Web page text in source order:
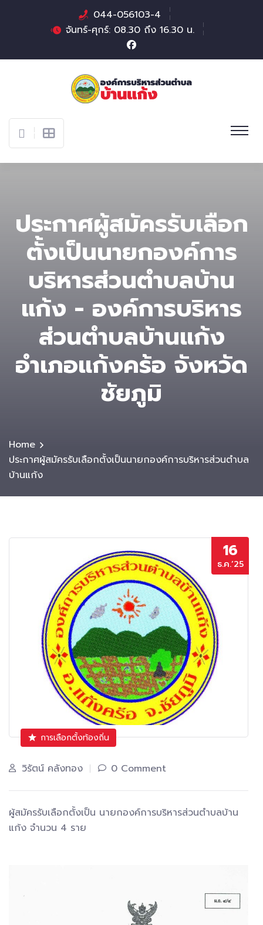
044-056103-4
จันทร์-ศุกร์: 08.30 ถึง 16.30 น.
ประกาศผู้สมัครรับเลือก
ตั้งเป็นนายกองค์การ
บริหารส่วนตำบลบ้าน
แก้ง - องค์การบริหาร
ส่วนตําบลบ้านแก้ง
อำเภอแก้งคร้อ จังหวัด
ชัยภูมิ
Home
ประกาศผู้สมัครรับเลือกตั้งเป็นนายกองค์การบริหารส่วนตำบล
บ้านแก้ง
16
ธ.ค.’25
การเลือกตั้งท้องถิ่น
วิรัตน์ คลังทอง 0 Comment
ผู้สมัครรับเลือกตั้งเป็น นายกองค์การบริหารส่วนตำบลบ้าน
แก้ง จำนวน 4 ราย